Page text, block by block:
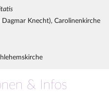
Dagmar Knecht), Carolinenkirche
& Infos